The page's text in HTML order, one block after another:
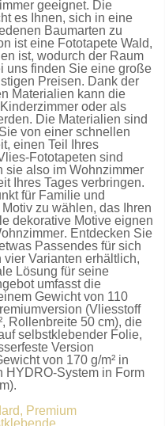
geeignet. Die
es Ihnen, sich in eine
Baumarten zu
ist eine Fototapete Wald,
ist, wodurch der Raum
uns finden Sie eine große
Preisen. Dank der
Materialien kann die
oder als
Die Materialien sind
von einer schnellen
einen Teil Ihres
Fototapeten sind
sie also im Wohnzimmer
Ihres Tages verbringen.
für Familie und
zu wählen, das Ihren
dekorative Motive eignen
. Entdecken Sie
Passendes für sich
vier Varianten erhältlich,
Lösung für seine
umfasst die
Gewicht von 110
(Vliesstoff
Rollenbreite 50 cm), die
selbstklebender Folie,
Version
von 170 g/m² in
HYDRO-System in Form
Premium